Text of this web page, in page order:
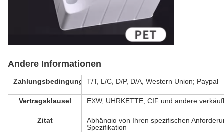
Andere Informationen
Zahlungsbedingung T/T, L/C, D/P, D/A, Western Union; Paypal
Vertragsklausel EXW, UHRKETTE, CIF und andere
Zitat
Abhängig von Ihren spezifischen
Spezifikation